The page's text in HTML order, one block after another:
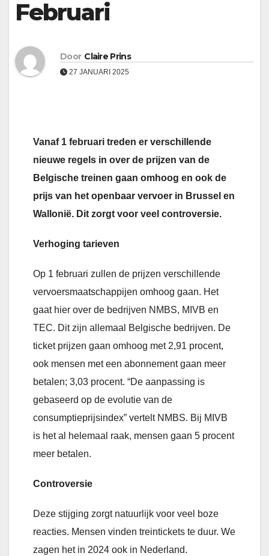
Februari
Door Claire Prins
27 JANUARI 2025
Vanaf 1 februari treden er verschillende
nieuwe regels in over de prijzen van de
Belgische treinen gaan omhoog en ook de
prijs van het openbaar vervoer in Brussel en
Wallonië. Dit zorgt voor veel controversie.
Verhoging tarieven
Op 1 februari zullen de prijzen verschillende
vervoersmaatschappijen omhoog gaan. Het
gaat hier over de bedrijven NMBS, MIVB en
TEC. Dit zijn allemaal Belgische bedrijven. De
ticket prijzen gaan omhoog met 2,91 procent,
ook mensen met een abonnement gaan meer
betalen; 3,03 procent. “De aanpassing is
gebaseerd op de evolutie van de
consumptieprijsindex” vertelt NMBS. Bij MIVB
is het al helemaal raak, mensen gaan 5 procent
meer betalen.
Controversie
Deze stijging zorgt natuurlijk voor veel boze
reacties. Mensen vinden treintickets te duur. We
zagen het in 2024 ook in Nederland.